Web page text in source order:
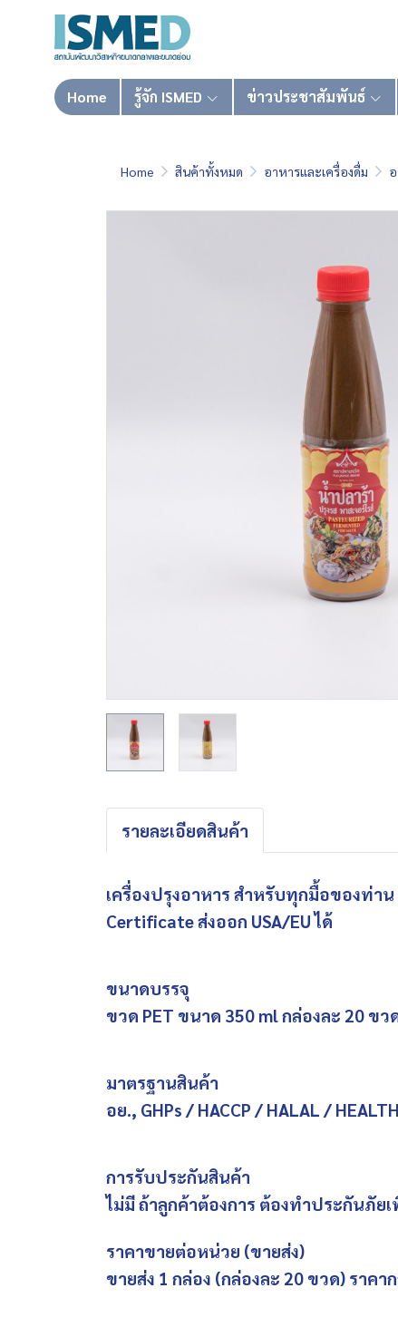
Home รู้จัก ISMED ข่าวประชาสัมพันธ์
Home สินค้าทั้งหมด อาหารและเครื่องดื่ม
รายละเอียดสินค้า
เครื่องปรุงอาหาร สำหรับทุกมื้อของท่าน
Certificate ส่งออก USA/EU ได้
ขนาดบรรจุ
ขวด PET ขนาด 350 ml กล่องละ 20 ขว
มาตรฐานสินค้า
อย., GHPs / HACCP / HALAL /
การรับประกันสินค้า
ไม่มี ถ้าลูกค้าต้องการ ต้องทำประกันภั
ราคาขายต่อหน่วย (ขายส่ง)
ขายส่ง 1 กล่อง (กล่องละ 20 ขวด) ราค